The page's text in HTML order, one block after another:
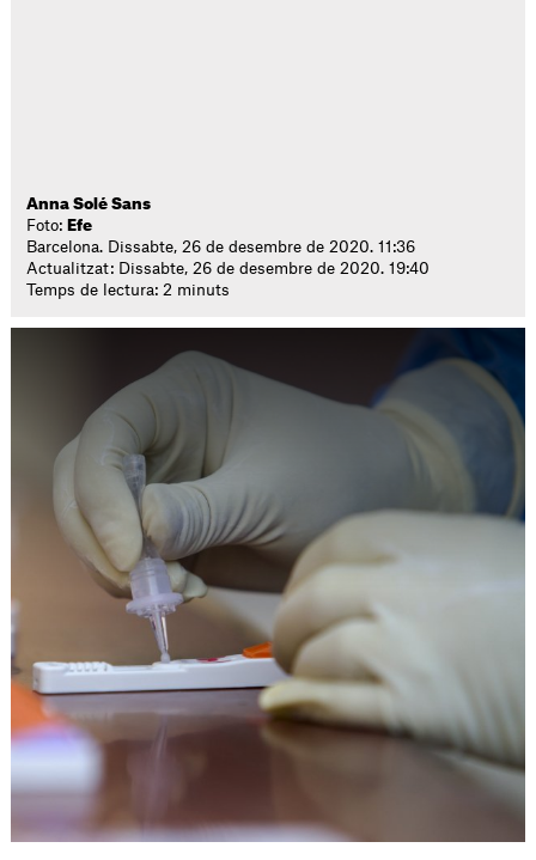
Anna Solé Sans
Foto: Efe
Barcelona. Dissabte, 26 de desembre de 2020. 11:36
Actualitzat: Dissabte, 26 de desembre de 2020. 19:40
Temps de lectura: 2 minuts